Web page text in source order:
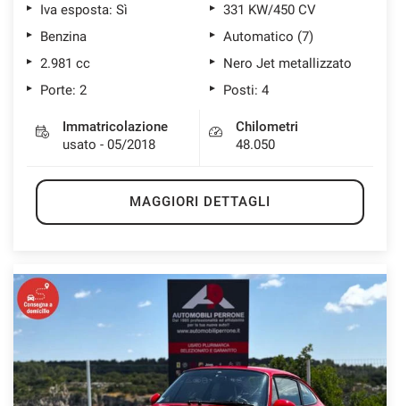
Iva esposta: Sì
331 KW/450 CV
Benzina
Automatico (7)
2.981 cc
Nero Jet metallizzato
Porte: 2
Posti: 4
Immatricolazione
usato - 05/2018
Chilometri
48.050
MAGGIORI DETTAGLI